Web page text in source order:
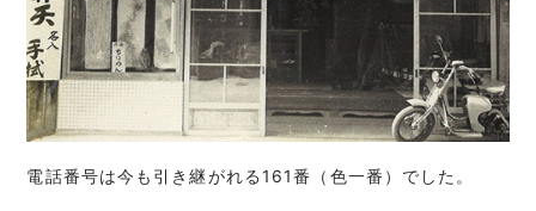
電話番号は今も引き継がれる161番（色一番）でした。